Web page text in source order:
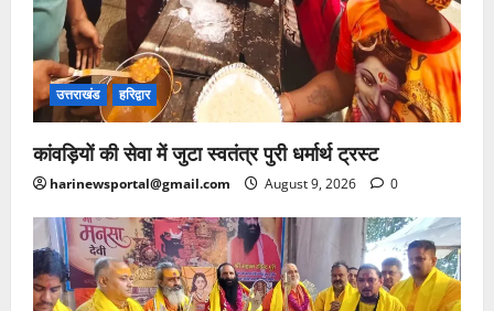
उत्तराखंड हरिद्वार
कांवड़ियों की सेवा में जुटा स्वतंत्र पुरी धर्मार्थ ट्रस्ट
harinewsportal@gmail.com August 9, 2026 0